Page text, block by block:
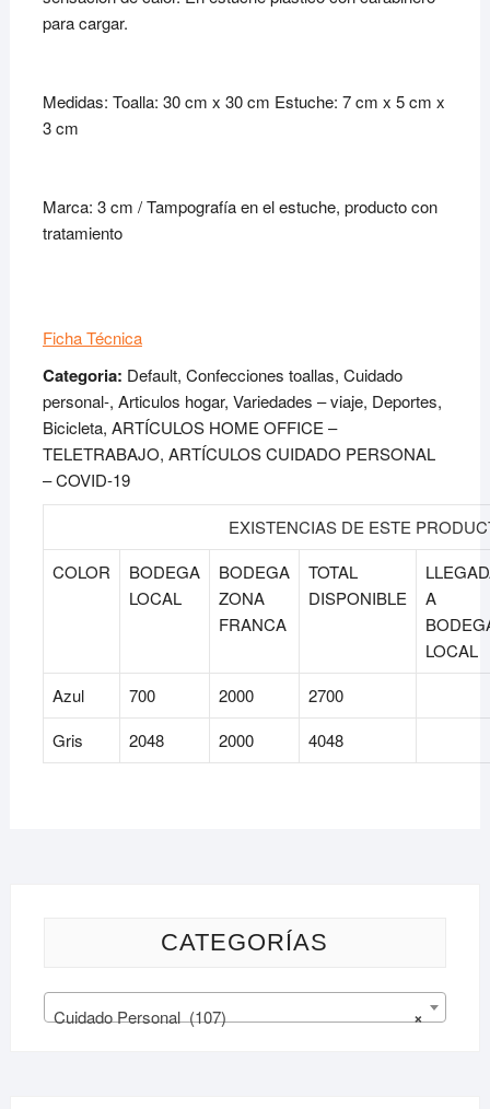
para cargar.
Medidas: Toalla: 30 cm x 30 cm Estuche: 7 cm x 5 cm x
3 cm
Marca: 3 cm / Tampografía en el estuche, producto con
tratamiento
Ficha Técnica
Categoria: Default, Confecciones toallas, Cuidado
personal-, Articulos hogar, Variedades – viaje, Deportes,
Bicicleta, ARTÍCULOS HOME OFFICE –
TELETRABAJO, ARTÍCULOS CUIDADO PERSONAL
– COVID-19
EXISTENCIAS DE ESTE
COLOR
BODEGA
LOCAL
BODEGA
ZONA
FRANCA
TOTAL
DISPONIBLE
A
LOCAL
Azul
700 2000
2700
Gris
2048 2000 4048
CATEGORÍAS
×
Cuidado Personal (107)